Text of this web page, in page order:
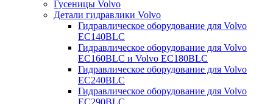
Гусеницы Volvo
Детали гидравлики Volvo
Гидравлическое оборудование для Volvo
EC140BLC
Гидравлическое оборудование для Volvo
EC160BLC и Volvo EC180BLC
Гидравлическое оборудование для Volvo
EC240BLC
Гидравлическое оборудование для Volvo
EC290BLC